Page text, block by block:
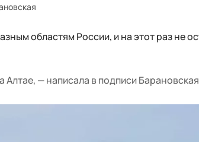
областям России, и на этот раз не
— написала в подписи